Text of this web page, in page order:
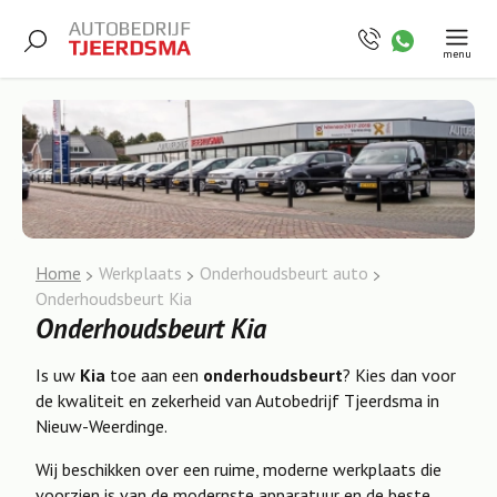
menu
Home Werkplaats
Onderhoudsbeurt auto
Onderhoudsbeurt Kia
Onderhoudsbeurt Kia
Is uw Kia toe aan een onderhoudsbeurt? Kies dan voor
de kwaliteit en zekerheid van Autobedrijf Tjeerdsma in
Nieuw-Weerdinge.
Wij beschikken over een ruime, moderne werkplaats die